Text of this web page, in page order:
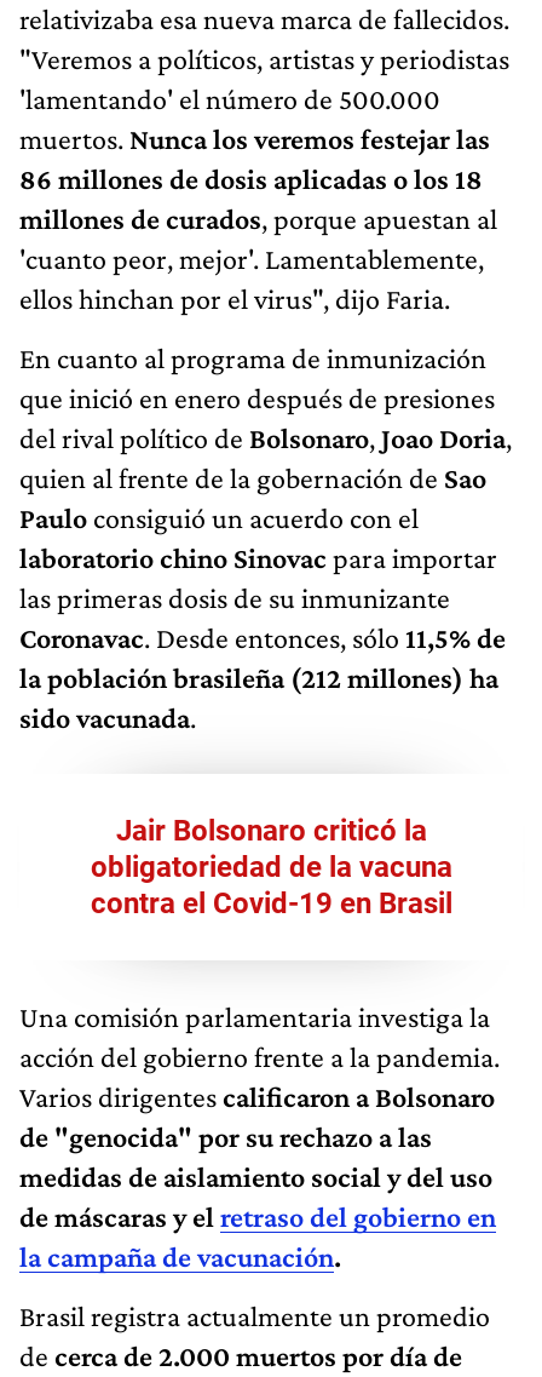
relativizaba esa nueva marca de fallecidos.
"Veremos a políticos, artistas y periodistas
'lamentando' el número de 500.000
muertos. Nunca los veremos festejar las
86 millones de dosis aplicadas o los 18
millones de curados, porque apuestan al
'cuanto peor, mejor'. Lamentablemente,
ellos hinchan por el virus", dijo Faria.
En cuanto al programa de inmunización
que inició en enero después de presiones
del rival político de Bolsonaro,Joao Doria,
quien al frente de la gobernación de Sao
Paulo consiguió un acuerdo con el
laboratorio chino Sinovac para importar
las primeras dosis de su inmunizante
Coronavac. Desde entonces, sólo 11,5% de
la población brasileña (212 millones) ha
sido vacunada.
Jair Bolsonaro criticó la
obligatoriedad de la vacuna
contra el Covid-19 en Brasil
Una comisión parlamentaria investiga la
acción del gobierno frente a la pandemia.
Varios dirigentescalificaron a Bolsonaro
de "genocida" por su rechazo a las
medidas de aislamiento social y del uso
de máscaras y el retraso del gobierno en
la campaña de vacunación.
Brasil registra actualmente un promedio
de cerca de 2.000 muertos por día de